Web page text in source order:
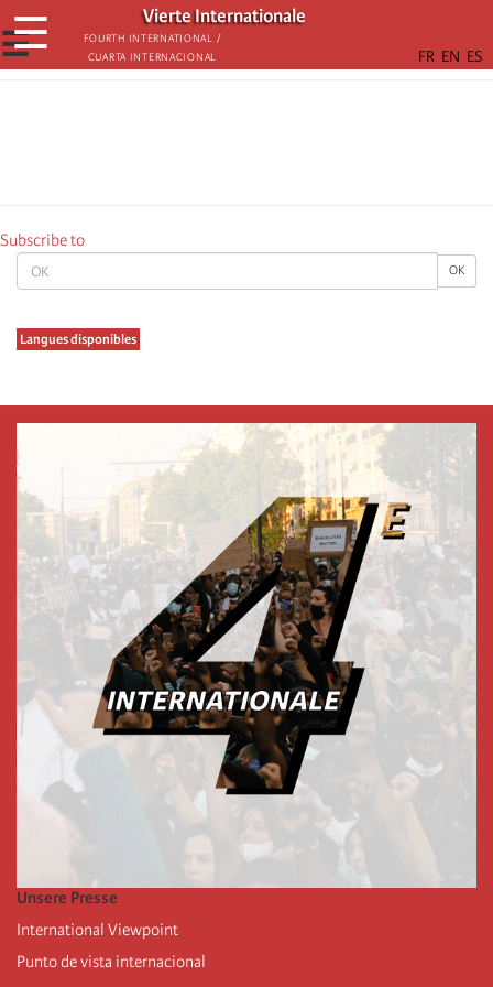
Skip
to
main
Vierte Internationale
Fourth International /
Cuarta Internacional
☰
☰
OK OK
Langues disponibles
Subscribe to
Unsere Presse
International Viewpoint
Punto de vista internacional